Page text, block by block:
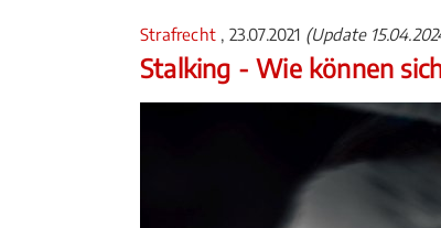
Strafrecht , 23.07.2021 (Update
Stalking - Wie können